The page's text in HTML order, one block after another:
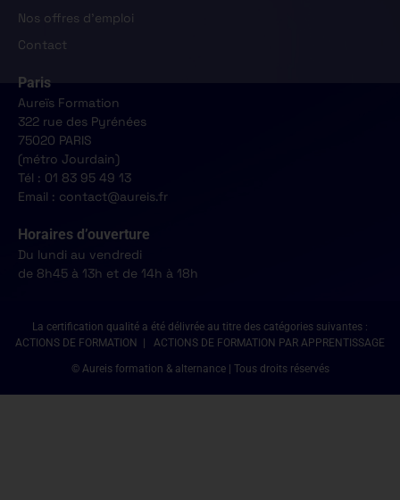
Nos offres d'emploi
Contact
Paris
Aureïs Formation
322 rue des Pyrénées
75020 PARIS
(métro Jourdain)
Tél : 01 83 95 49 13
Email : contact@aureis.fr
Horaires d’ouverture
Du lundi au vendredi
de 8h45 à 13h et de 14h à 18h
La certification qualité a été délivrée au titre des catégories suivantes :
ACTIONS DE FORMATION | ACTIONS DE FORMATION PAR APPRENTISSAGE
© Aureis formation & alternance | Tous droits réservés